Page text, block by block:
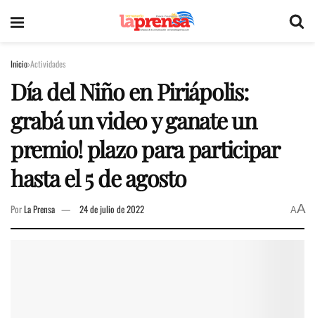
Inicio Actividades
Día del Niño en Piriápolis:
grabá un video y ganate un
premio! plazo para participar
hasta el 5 de agosto
PorLa Prensa 24 de julio de 2022 AA